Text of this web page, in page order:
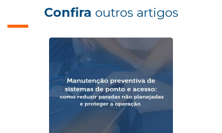
Confira outros artigos